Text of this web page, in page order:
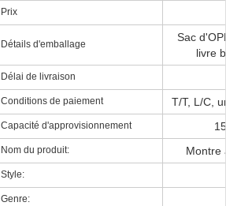
Prix
Détails d'emballage
Sac
livre
Délai de livraison
Conditions de paiement T/T, L/C,
Capacité d'approvisionnement
Nom du produit: Montre
Style:
Genre: